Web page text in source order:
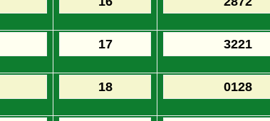
17 3221
18 0128